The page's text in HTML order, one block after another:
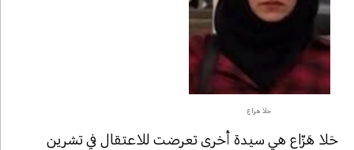
حلا هزاع
حَلا هَزّاع هي سيدة أخرى تعرضت للاعتقال في تشرين